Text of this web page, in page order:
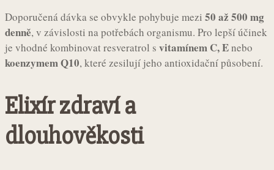
Doporučená dávka se obvykle pohybuje mezi 50 až 500 mg
denně, v závislosti na potřebách organismu. Pro lepší účinek
je vhodné kombinovat resveratrol s vitamínem C, Enebo
koenzymem Q10, které zesilují jeho antioxidační působení.
Elixír zdraví a
dlouhověkosti